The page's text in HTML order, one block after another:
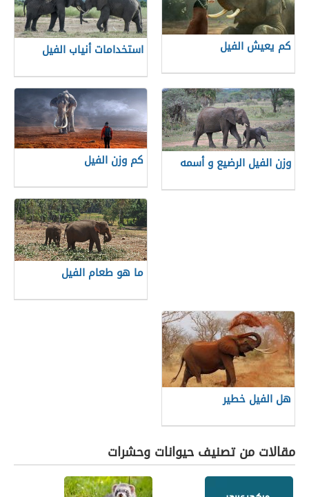
كم يعيش الفيل استخدامات أنياب الفيل
وزن الفيل الرضيع و أسمه كم وزن الفيل
ما هو طعام الفيل
هل الفيل خطير
مقالات من تصنيف حيوانات وحشرات